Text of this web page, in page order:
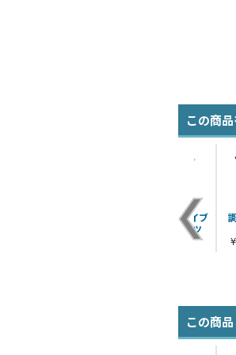
この商
描き下ろし ウェイブ
ライダー Tシャツ
¥3,300（税込）
この商